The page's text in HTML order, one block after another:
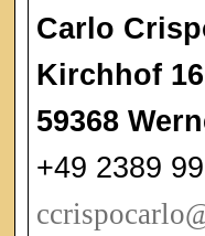
Carlo
Kirchhof
59368
+49 2389